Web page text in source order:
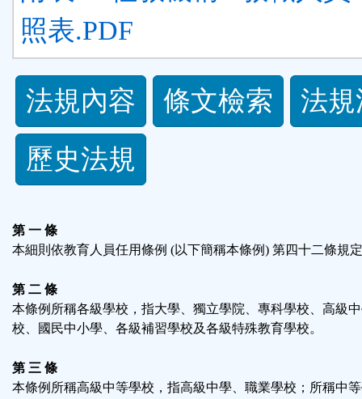
照表.PDF
法
規
功
按
鈕
區
法規內容 條文檢索
法
歷史法規
第 一 條
本細則依教育人員任用條例 (以下簡稱本條例) 第四十二條規
第 二 條
本條例所稱各級學校，指大學、獨立學院、專科學校、高級
校、國民中小學、各級補習學校及各級特殊教育學校。
第 三 條
本條例所稱高級中等學校，指高級中學、職業學校；所稱中